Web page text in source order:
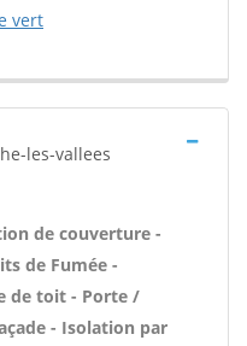
vert
les-vallees
de couverture -
de Fumée -
de toit - Porte /
- Isolation par